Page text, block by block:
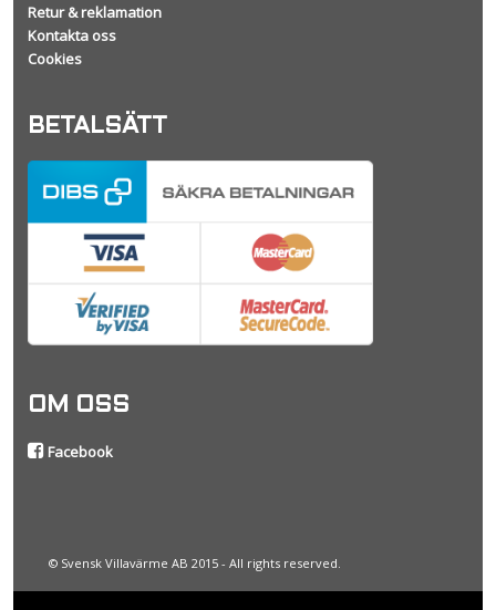
Retur & reklamation
Kontakta oss
Cookies
BETALSÄTT
OM OSS
Facebook
© Svensk Villavärme AB 2015 - All rights reserved.